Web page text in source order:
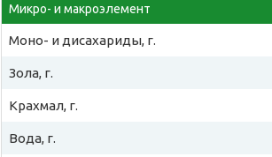
Микро- и макроэлемент
Моно- и дисахариды, г.
Зола, г.
Крахмал, г.
Вода, г.